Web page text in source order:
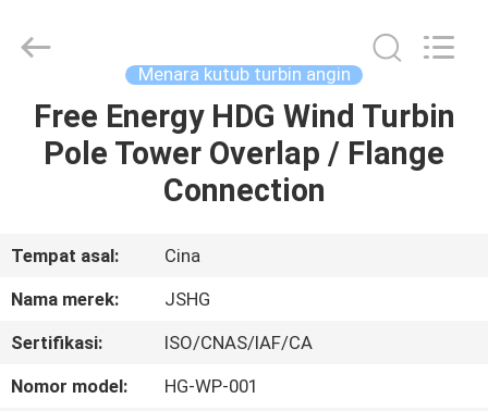
RUMAH
VIDEO
VR
co.,ltd.
Reserved.
Menara kutub turbin angin
Free Energy HDG Wind Turbin
Pole Tower Overlap / Flange
Connection
Tempat asal:
Cina
Nama merek:
JSHG
Sertifikasi:
ISO/CNAS/IAF/CA
Nomor model:
HG-WP-001